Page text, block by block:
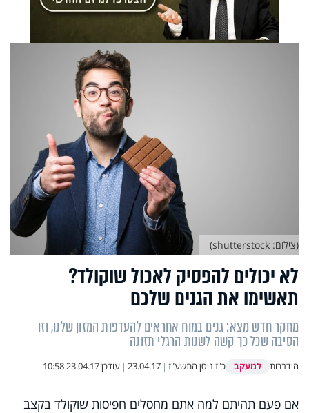
לא יכולים להפסיק לאכול שוקולד?
תאשימו את הגנים שלכם
מחקר חדש מצא: גנים במוח אחראים להעדפות המזון שלנו, וזו
הסיבה שכל כך קשה לשנות הרגלי תזונה
הידברות למעקב כ"ז ניסן התשע"ז |
23.04.17
| עודכן23.04.17 10:58
(צילום: shutterstock)
אם פעם תהיתם למה אתם מחסלים חפיסות שוקולד בקצב